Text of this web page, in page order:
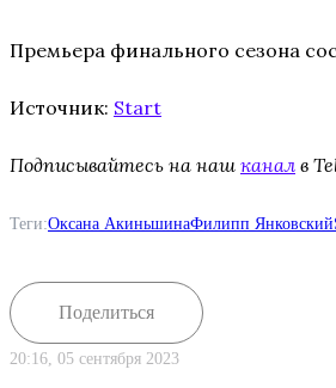
Премьера финального сезона
Источник: Start
Подписывайтесь на наш канал в
Теги:Оксана АкиньшинаФилипп Янковский
Поделиться
20:16, 05 сентября 2023